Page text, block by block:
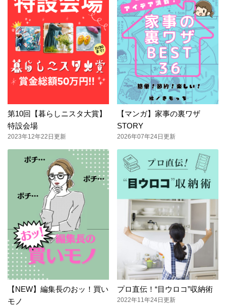
第10回【暮らしニスタ大賞】
特設会場
2023年12年22日更新
【マンガ】家事の裏ワザ
STORY
2026年07年24日更新
【NEW】編集長のおッ！買い
モノ
プロ直伝！“目ウロコ”収納術
2022年11年24日更新